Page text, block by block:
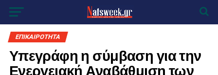
ΕΠΙΚΑΙΡΟΤΗΤΑ
Υπεγράφη η σύμβαση για την
Ενεργειακή Αναβάθμιση των